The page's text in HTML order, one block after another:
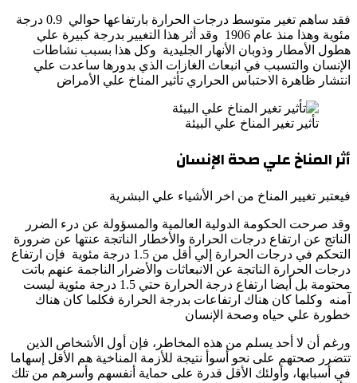
فقد ساهم تغير متوسط درجات الحرارة بارتفاعها حوالي 0.9 درجة
مئوية وهذا منذ عام 1906 وقد أثر هذا التغيير بدرجة كبيرة علي
هطول الأمطار وذوبان الأنهار الجليدية وكل هذا بسبب نشاطات
الإنسان والتسبب في انبعاث الغازات الذي بدورها ساعدت علي
انتشار ظاهرة الاحتباس الحراري تأثير المناخ علي الأمراض
تأثير تغير المناخ علي البيئة
أثر المناخ علي صحة الإنسان
فيعتبر تغيير المناخ من اخر الأشياء علي البشرية
وقد صرحت الحكومة الدولية العالمية والمسؤولة عن درء الضرر
الناتج عن ارتفاع درجات الحرارة والأخطار الناتجة عنتها عن ضرورة
التحكم في درجات الحرارة إلي أقل من 1.5 درجة مئوية فإن ارتفاع
درجات الحرارة الناتجة عن الانبعاثات والأضرار الناجمة عنهم باتت
محتومة بل أيضا ارتفاع درجة الحرارة حتي 1.5 درجة مئوية ليست
آمنه وكلما كان هناك ارتفاعات بدرجة الحرارة فكلما كان هناك
خطورة علي حياه وصحة الإنسان
ورغم أن لا أحد يسلم من هذه المخاطر، فإن أول الأشخاص الذين
تتضرر صحتهم على نحو أسوأ نتيجة للأزمة المناخية هم الأقل إسهاما
في أسبابها، وأولئك الأقل قدرة على حماية أنفسهم وأسرهم من تلك